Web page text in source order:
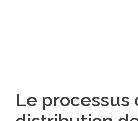
Le processus